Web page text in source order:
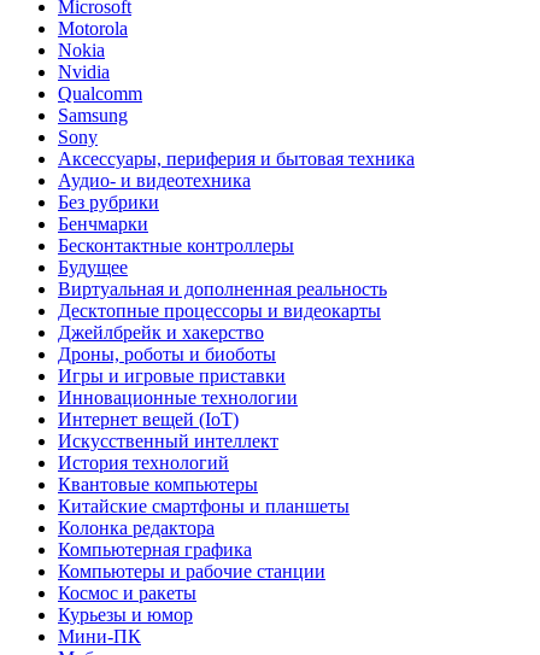
Microsoft
Motorola
Nokia
Nvidia
Qualcomm
Samsung
Sony
Аксессуары, периферия и бытовая техника
Аудио- и видеотехника
Без рубрики
Бенчмарки
Бесконтактные контроллеры
Будущее
Виртуальная и дополненная реальность
Десктопные процессоры и видеокарты
Джейлбрейк и хакерство
Дроны, роботы и биоботы
Игры и игровые приставки
Инновационные технологии
Интернет вещей (IoT)
Искусственный интеллект
История технологий
Квантовые компьютеры
Китайские смартфоны и планшеты
Колонка редактора
Компьютерная графика
Компьютеры и рабочие станции
Космос и ракеты
Курьезы и юмор
Мини-ПК